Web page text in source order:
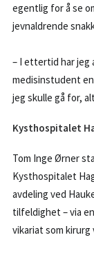
egentlig for å se
jevnaldrende
– I ettertid har jeg
medisinstudent
jeg skulle gå for,
Kysthospitalet
Tom Inge Ørner
Kysthospitalet
avdeling ved
tilfeldighet – via
vikariat som